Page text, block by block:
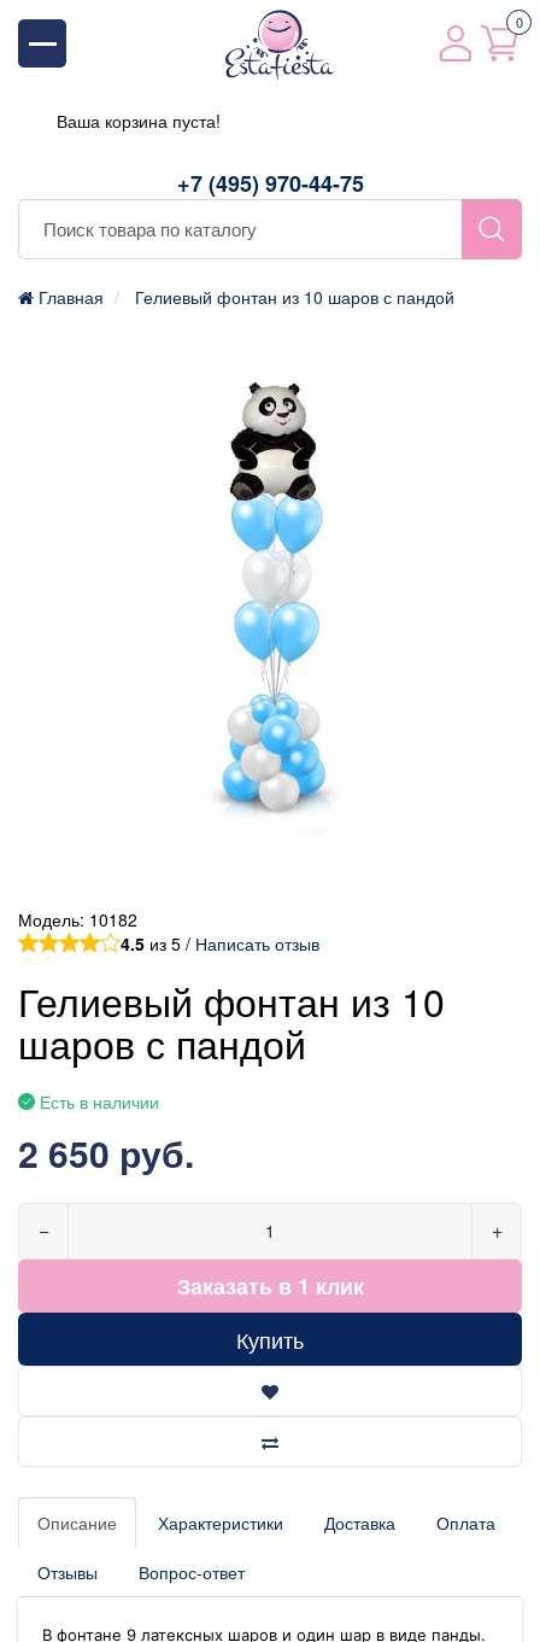
+7 (495) 970-44-75
0
Ваша корзина пуста!
Главная Гелиевый фонтан из 10 шаров с пандой
Модель: 10182
4.5 из 5 / Написать отзыв
Гелиевый фонтан из 10
шаров с пандой
Есть в наличии
2 650 руб.
− +
Заказать в 1 клик
Купить
Описание Характеристики Доставка Оплата
Отзывы Вопрос-ответ
В фонтане 9 латексных шаров и один шар в виде панды.